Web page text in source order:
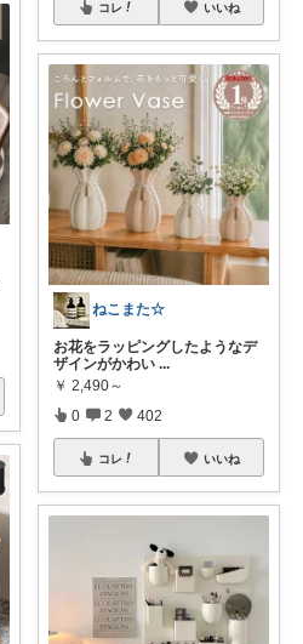
コレ いいね
ねこまた☆
お花をラッピングしたようなデ
ザインがかわい ...
￥ 2,490～
0 2 402
コレ いいね